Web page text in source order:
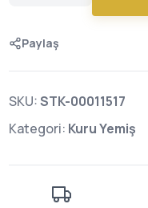
Paylaş
SKU:STK-00011517
Kategori: Kuru Yemiş